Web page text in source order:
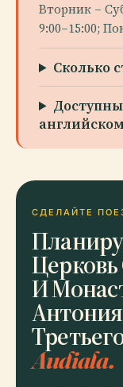
Вторник –
9:00–15:00;
Сколько
СДЕЛАЙТЕ
И
Audiala.